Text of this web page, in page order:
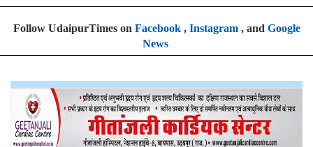
Follow UdaipurTimes on Facebook, Instagram, and Google
News